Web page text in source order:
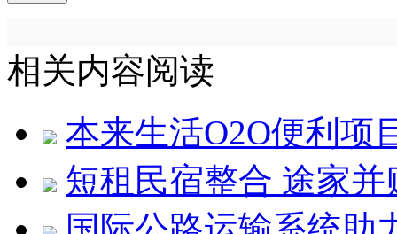
相关内容阅读
本来生活O2O便利项
短租民宿整合 途家